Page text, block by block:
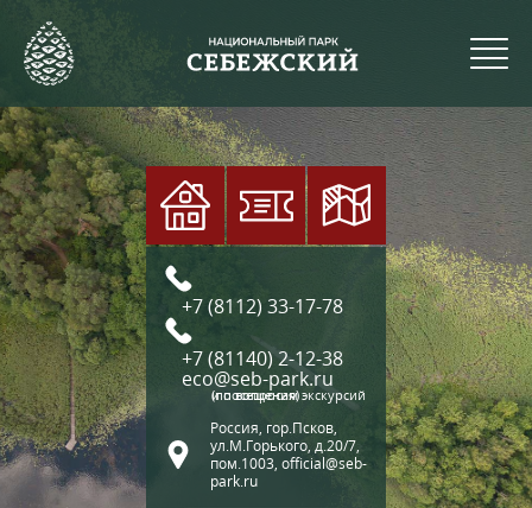
+7 (8112) 33-17-78
+7 (81140) 2-12-38
eco@seb-park.ru
(по вопросам экскурсий и посещения)
Россия, гор.Псков,
ул.М.Горького, д.20/7,
пом.1003, official@seb-
park.ru